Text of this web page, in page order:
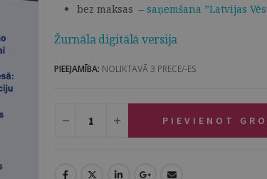
bez maksas – saņemšana ”Latvijas
Žurnāla digitālā versija
PIEEJAMĪBA: NOLIKTAVĀ 3 PRECE/-ES
PIEVIENOT